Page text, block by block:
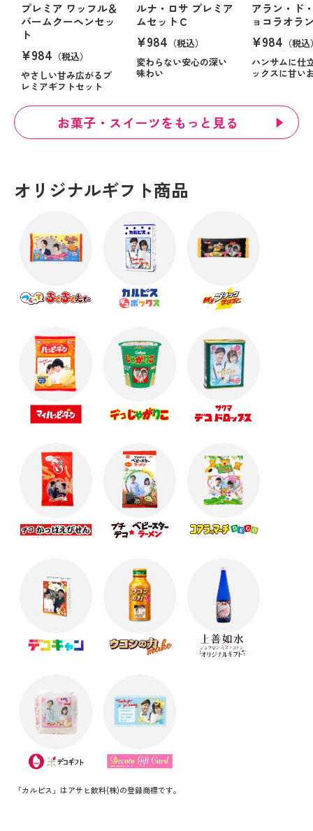
プレミア ワッフル＆
バームクーヘンセッ
ト
¥984 （税込）
やさしい甘み広がるプ
レミアギフトセット
ルナ・ロサ プレミア
ムセットＣ
¥984 （税込）
変わらない安心の深い
味わい
アラン・ド
ョコラオラ
¥984 （税
ハンサムに仕
ックスに甘い
お菓子・スイーツをもっと見る
オリジナルギフト商品
「カルピス」はアサヒ飲料(株)の登録商標です。